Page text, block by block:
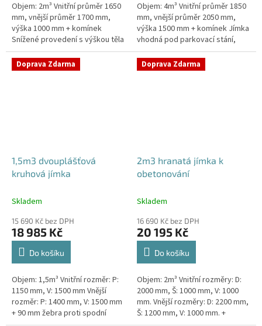
Objem: 2m³ Vnitřní průměr 1650
mm, vnější průměr 1700 mm,
výška 1000 mm + komínek
Snížené provedení s výškou těla
pouhý 1m! Kvalitní, pevná jímka
bez potřeby obetonování
Průměr...
Objem: 4m³ Vnitřní průměr 1850
mm, vnější průměr 2050 mm,
výška 1500 mm + komínek Jímka
vhodná pod parkovací stání,
komunikace i terasy Průměr
přítoku specifikujte v...
Doprava Zdarma
1,5m3 dvouplášťová
kruhová jímka
Skladem
15 690 Kč bez DPH
18 985 Kč
Do košíku
Objem: 1,5m³ Vnitřní rozměr: P:
1150 mm, V: 1500 mm Vnější
rozměr: P: 1400 mm, V: 1500 mm
+ 90 mm žebra proti spodní
Doprava Zdarma
2m3 hranatá jímka k
obetonování
Skladem
16 690 Kč bez DPH
20 195 Kč
Do košíku
Objem: 2m³ Vnitřní rozměry: D:
2000 mm, Š: 1000 mm, V: 1000
mm. Vnější rozměry: D: 2200 mm,
Š: 1200 mm, V: 1000 mm. +